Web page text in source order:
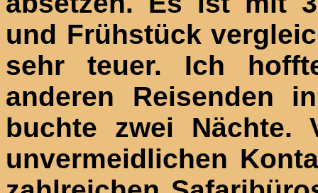
und Frühstück
sehr teuer. Ich
anderen Reisenden
buchte zwei
unvermeidlichen